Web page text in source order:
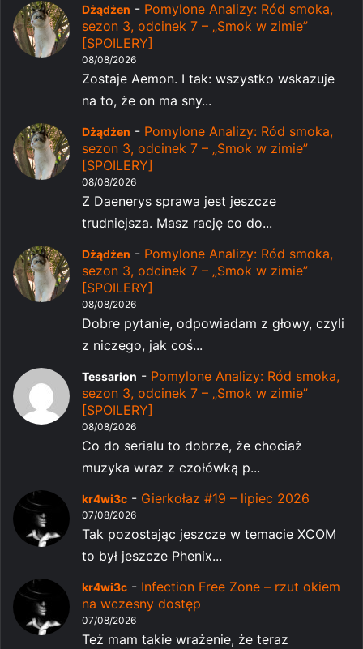
Dżądżen - Pomylone Analizy: Ród smoka,
sezon 3, odcinek 7 – „Smok w zimie”
[SPOILERY]
08/08/2026
Zostaje Aemon. I tak: wszystko wskazuje
na to, że on ma sny...
Dżądżen - Pomylone Analizy: Ród smoka,
sezon 3, odcinek 7 – „Smok w zimie”
[SPOILERY]
08/08/2026
Z Daenerys sprawa jest jeszcze
trudniejsza. Masz rację co do...
Dżądżen - Pomylone Analizy: Ród smoka,
sezon 3, odcinek 7 – „Smok w zimie”
[SPOILERY]
08/08/2026
Dobre pytanie, odpowiadam z głowy, czyli
z niczego, jak coś...
Tessarion - Pomylone Analizy: Ród smoka,
sezon 3, odcinek 7 – „Smok w zimie”
[SPOILERY]
08/08/2026
Co do serialu to dobrze, że chociaż
muzyka wraz z czołówką p...
kr4wi3c - Gierkołaz #19 – lipiec 2026
07/08/2026
Tak pozostając jeszcze w temacie XCOM
to był jeszcze Phenix...
kr4wi3c - Infection Free Zone – rzut okiem
na wczesny dostęp
07/08/2026
Też mam takie wrażenie, że teraz